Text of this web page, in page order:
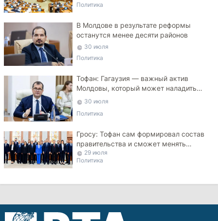
Политика
В Молдове в результате реформы
останутся менее десяти районов
30 июля
Политика
Тофан: Гагаузия — важный актив
Молдовы, который может наладить
мосты с Турцией
30 июля
Политика
Гросу: Тофан сам формировал состав
правительства и сможет менять
министров
29 июля
Политика